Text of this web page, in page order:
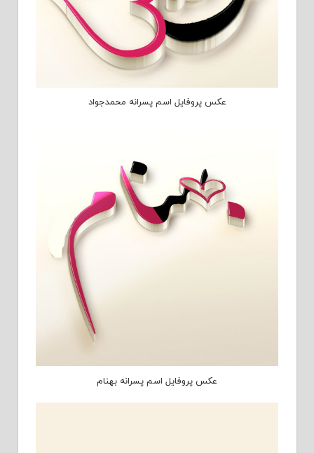
عکس پروفایل اسم پسرانه محمدجواد
عکس پروفایل اسم پسرانه بهنام